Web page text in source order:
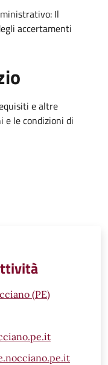
Il
accertamenti
e altre
le condizioni di
(PE)